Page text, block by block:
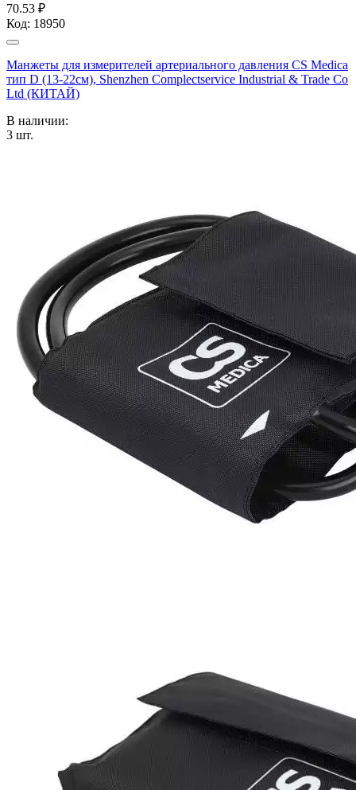
70.53 ₽
Код: 18950
Манжеты для измерителей артериального давления CS Medica
тип D (13-22см), Shenzhen Complectservice Industrial & Trade Co
Ltd (КИТАЙ)
В наличии:
3 шт.